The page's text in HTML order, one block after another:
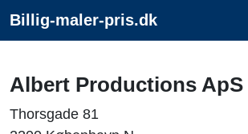
Billig-maler-pris.dk
Albert Productions ApS
Thorsgade 81